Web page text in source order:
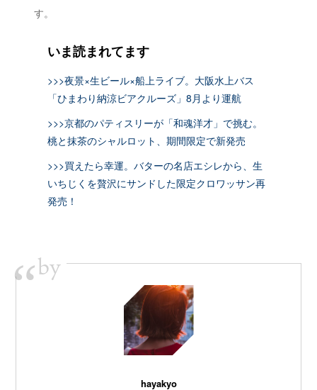
す。
いま読まれてます
>>>夜景×生ビール×船上ライブ。大阪水上バス
「ひまわり納涼ビアクルーズ」8月より運航
>>>京都のパティスリーが「和魂洋才」で挑む。
桃と抹茶のシャルロット、期間限定で新発売
>>>買えたら幸運。バターの名店エシレから、生
いちじくを贅沢にサンドした限定クロワッサン再
発売！
“by
hayakyo